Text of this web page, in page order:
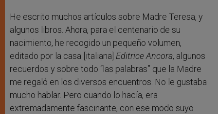
He escrito muchos artículos sobre Madre Teresa, y
algunos libros. Ahora, para el centenario de su
nacimiento, he recogido un pequeño volumen,
editado por la casa [italiana] Editrice Ancora, algunos
recuerdos y sobre todo “las palabras” que la Madre
me regaló en los diversos encuentros. No le gustaba
mucho hablar. Pero cuando lo hacía, era
extremadamente fascinante, con ese modo suyo